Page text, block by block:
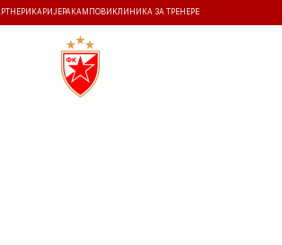
КАРИЈЕРА КАМПОВИ КЛИНИКА ЗА ТРЕНЕРЕ